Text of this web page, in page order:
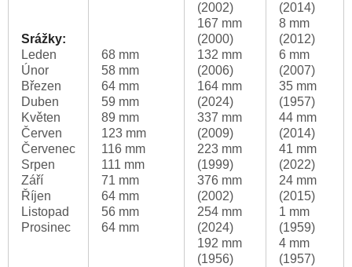
Srážky:
Leden
Únor
Březen
Duben
Květen
Červen
Červenec
Srpen
Září
Říjen
Listopad
Prosinec
68 mm
58 mm
64 mm
59 mm
89 mm
123 mm
116 mm
111 mm
71 mm
64 mm
56 mm
64 mm
(2002)
167 mm
(2000)
132 mm
(2006)
164 mm
(2024)
337 mm
(2009)
223 mm
(1999)
376 mm
(2002)
254 mm
(2024)
192 mm
(1956)
(2014)
8 mm
(2012)
6 mm
(2007)
35 mm
(1957)
44 mm
(2014)
41 mm
(2022)
24 mm
(2015)
1 mm
(1959)
4 mm
(1957)